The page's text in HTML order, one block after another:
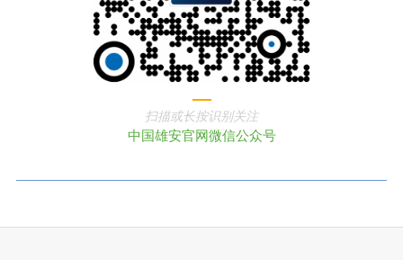
扫描或长按识别关注
中国雄安官网微信公众号